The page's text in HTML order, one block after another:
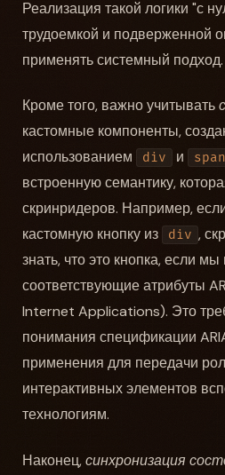
Реализация такой логики "с
трудоемкой и подверженной
применять системный подход.
Кроме того, важно учитывать
кастомные компоненты,
использованием
div и span
встроенную семантику,
скринридеров. Например,
кастомную кнопку из
div ,
знать, что это кнопка, если
соответствующие атрибуты
Internet Applications). Это
понимания спецификации
применения для передачи
интерактивных элементов
технологиям.
Наконец,синхронизация